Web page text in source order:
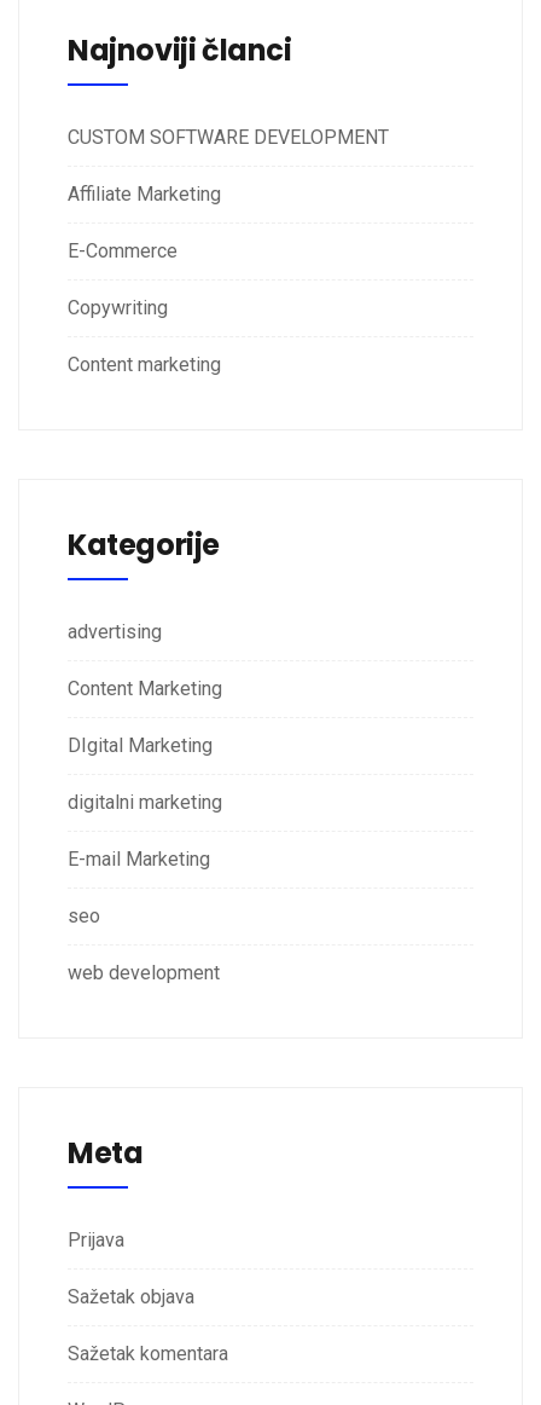
Najnoviji članci
CUSTOM SOFTWARE DEVELOPMENT
Affiliate Marketing
E-Commerce
Copywriting
Content marketing
Kategorije
advertising
Content Marketing
DIgital Marketing
digitalni marketing
E-mail Marketing
seo
web development
Meta
Prijava
Sažetak objava
Sažetak komentara